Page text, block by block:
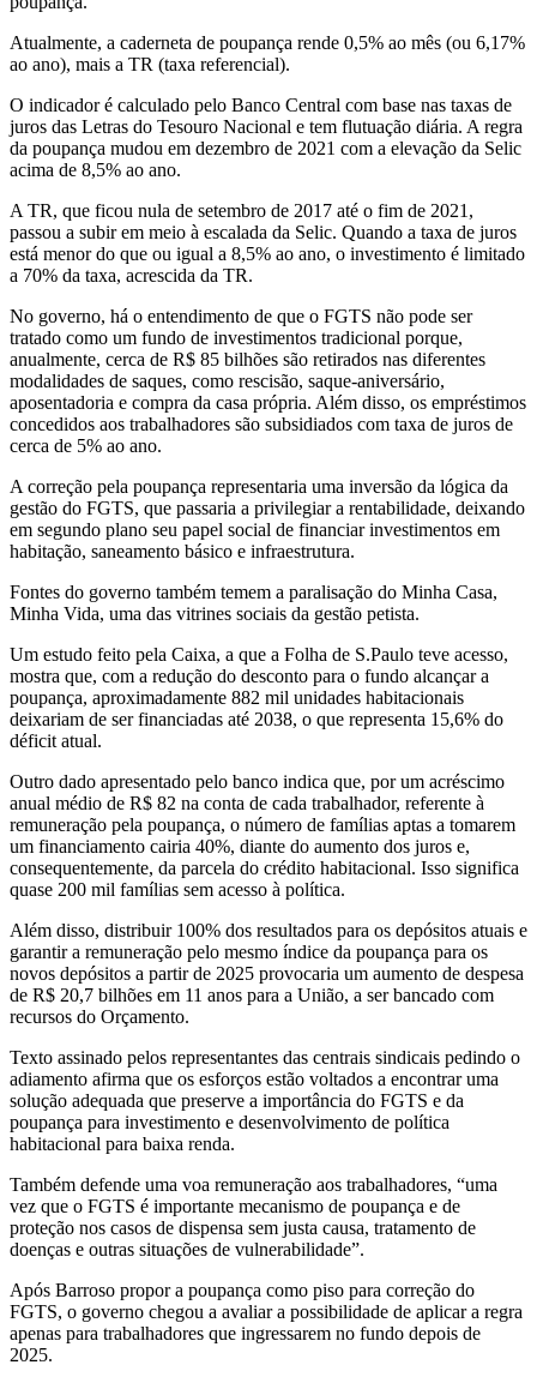
Atualmente, a caderneta de poupança rende 0,5% ao mês (ou 6,17%
ao ano), mais a TR (taxa referencial).
O indicador é calculado pelo Banco Central com base nas taxas de
juros das Letras do Tesouro Nacional e tem flutuação diária. A regra
da poupança mudou em dezembro de 2021 com a elevação da Selic
acima de 8,5% ao ano.
A TR, que ficou nula de setembro de 2017 até o fim de 2021,
passou a subir em meio à escalada da Selic. Quando a taxa de juros
está menor do que ou igual a 8,5% ao ano, o investimento é limitado
a 70% da taxa, acrescida da TR.
No governo, há o entendimento de que o FGTS não pode ser
tratado como um fundo de investimentos tradicional porque,
anualmente, cerca de R$ 85 bilhões são retirados nas diferentes
modalidades de saques, como rescisão, saque-aniversário,
aposentadoria e compra da casa própria. Além disso, os empréstimos
concedidos aos trabalhadores são subsidiados com taxa de juros de
cerca de 5% ao ano.
A correção pela poupança representaria uma inversão da lógica da
gestão do FGTS, que passaria a privilegiar a rentabilidade, deixando
em segundo plano seu papel social de financiar investimentos em
habitação, saneamento básico e infraestrutura.
Fontes do governo também temem a paralisação do Minha Casa,
Minha Vida, uma das vitrines sociais da gestão petista.
Um estudo feito pela Caixa, a que a Folha de S.Paulo teve acesso,
mostra que, com a redução do desconto para o fundo alcançar a
poupança, aproximadamente 882 mil unidades habitacionais
deixariam de ser financiadas até 2038, o que representa 15,6% do
déficit atual.
Outro dado apresentado pelo banco indica que, por um acréscimo
anual médio de R$ 82 na conta de cada trabalhador, referente à
remuneração pela poupança, o número de famílias aptas a tomarem
um financiamento cairia 40%, diante do aumento dos juros e,
consequentemente, da parcela do crédito habitacional. Isso significa
quase 200 mil famílias sem acesso à política.
Além disso, distribuir 100% dos resultados para os depósitos atuais e
garantir a remuneração pelo mesmo índice da poupança para os
novos depósitos a partir de 2025 provocaria um aumento de despesa
de R$ 20,7 bilhões em 11 anos para a União, a ser bancado com
recursos do Orçamento.
Texto assinado pelos representantes das centrais sindicais pedindo o
adiamento afirma que os esforços estão voltados a encontrar uma
solução adequada que preserve a importância do FGTS e da
poupança para investimento e desenvolvimento de política
habitacional para baixa renda.
Também defende uma voa remuneração aos trabalhadores, “uma
vez que o FGTS é importante mecanismo de poupança e de
proteção nos casos de dispensa sem justa causa, tratamento de
doenças e outras situações de vulnerabilidade”.
Após Barroso propor a poupança como piso para correção do
FGTS, o governo chegou a avaliar a possibilidade de aplicar a regra
apenas para trabalhadores que ingressarem no fundo depois de
2025.